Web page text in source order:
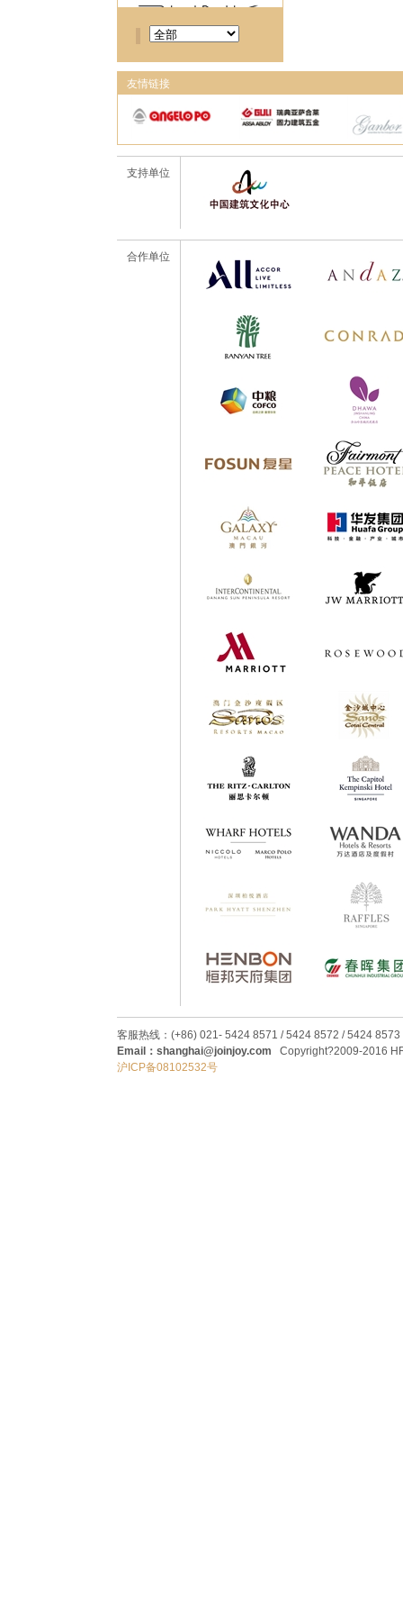
友情链接
支持单位
合作单位
客服热线：(+86) 021- 5424 8571 / 5424 8572 / 5424 8573
Email：shanghai@joinjoy.com Copyright?2009-2016
沪ICP备08102532号